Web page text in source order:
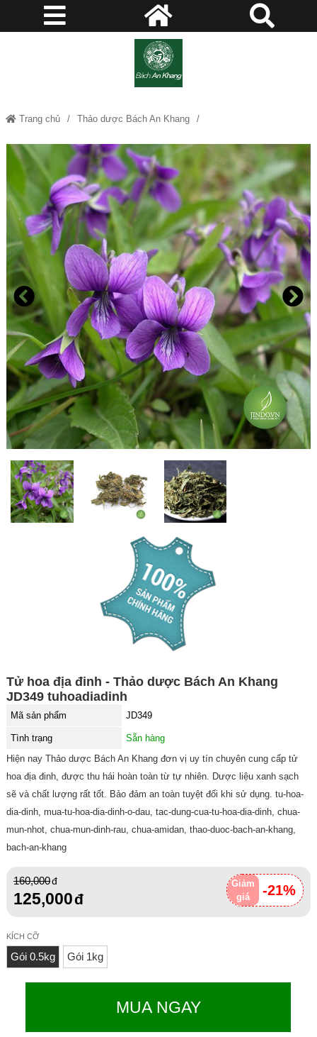
Trang chủ Thảo dược Bách An Khang
Tử hoa địa đinh - Thảo dược Bách An Khang JD349 tuhoadiadinh
Tử hoa địa đinh - Thảo dược Bách An Khang
JD349 tuhoadiadinh
Mã sản phẩm JD349
Tình trạng
Sẵn hàng
Hiện nay Thảo dược Bách An Khang đơn vị uy tín chuyên cung cấp tử
hoa địa đinh, được thu hái hoàn toàn từ tự nhiên. Dược liệu xanh sạch
sẽ và chất lượng rất tốt. Bảo đảm an toàn tuyệt đối khi sử dụng. tu-hoa-
dia-dinh, mua-tu-hoa-dia-dinh-o-dau, tac-dung-cua-tu-hoa-dia-dinh, chua-
mun-nhot, chua-mun-dinh-rau, chua-amidan, thao-duoc-bach-an-khang,
bach-an-khang
Giảm
giá
-21%
160,000
125,000
KÍCH CỠ
Gói 0.5kg Gói 1kg
MUA NGAY